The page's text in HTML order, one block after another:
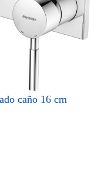
caño 16 cm